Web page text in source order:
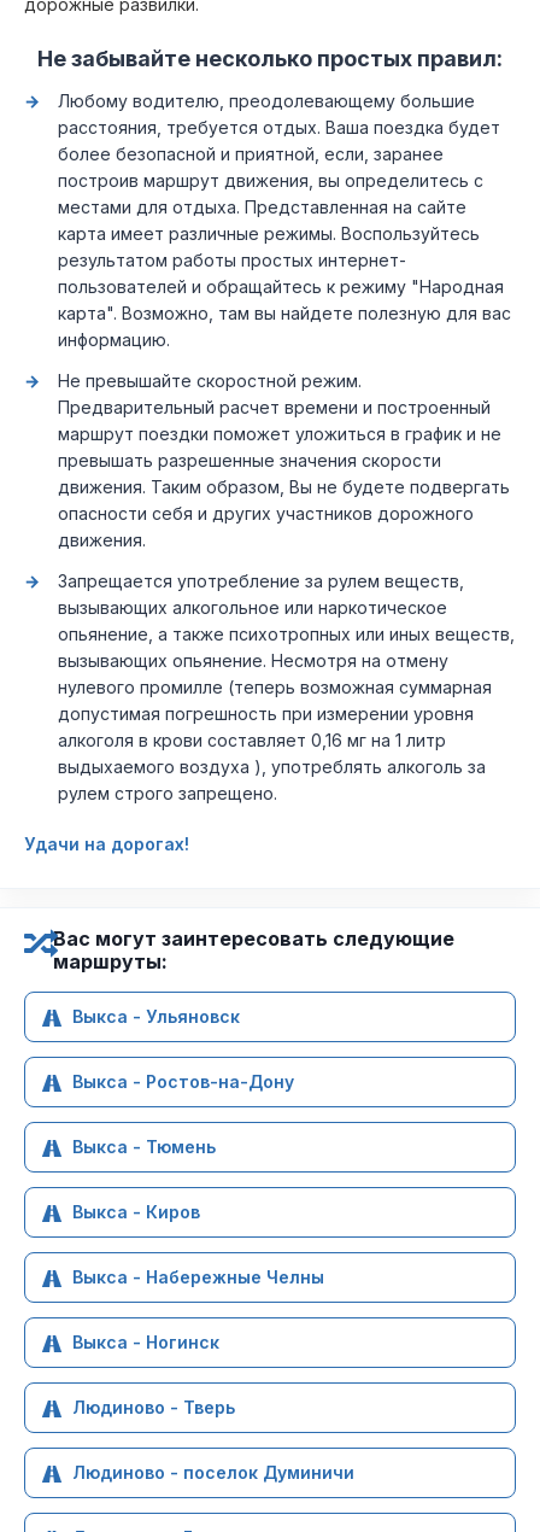
дорожные развилки.
Не забывайте несколько простых правил:
Любому водителю, преодолевающему большие
расстояния, требуется отдых. Ваша поездка будет
более безопасной и приятной, если, заранее
построив маршрут движения, вы определитесь с
местами для отдыха. Представленная на сайте
карта имеет различные режимы. Воспользуйтесь
результатом работы простых интернет-
пользователей и обращайтесь к режиму "Народная
карта". Возможно, там вы найдете полезную для вас
информацию.
Не превышайте скоростной режим.
Предварительный расчет времени и построенный
маршрут поездки поможет уложиться в график и не
превышать разрешенные значения скорости
движения. Таким образом, Вы не будете подвергать
опасности себя и других участников дорожного
движения.
Запрещается употребление за рулем веществ,
вызывающих алкогольное или наркотическое
опьянение, а также психотропных или иных веществ,
вызывающих опьянение. Несмотря на отмену
нулевого промилле (теперь возможная суммарная
допустимая погрешность при измерении уровня
алкоголя в крови составляет 0,16 мг на 1 литр
выдыхаемого воздуха ), употреблять алкоголь за
рулем строго запрещено.
Удачи на дорогах!
Вас могут заинтересовать следующие
маршруты:
Выкса - Ульяновск
Выкса - Ростов-на-Дону
Выкса - Тюмень
Выкса - Киров
Выкса - Набережные Челны
Выкса - Ногинск
Людиново - Тверь
Людиново - поселок Думиничи